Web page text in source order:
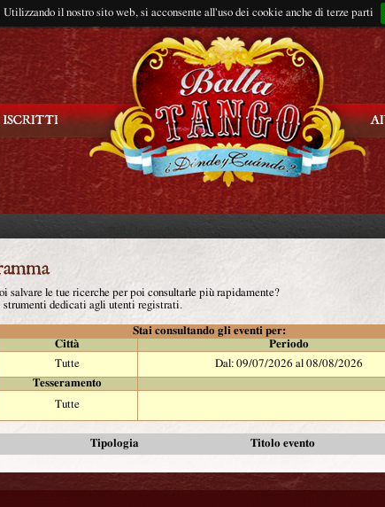
Utilizzando il nostro sito web, si acconsente all'uso dei cookie anche di terze parti
salvare le tue ricerche per poi consultarle più rapidamente?
dedicati agli utenti registrati.
Stai consultando gli eventi per:
Città Periodo
Tutte Dal: 09/07/2026 al 08/08/2026
Tesseramento
Tutte
Tipologia Titolo evento